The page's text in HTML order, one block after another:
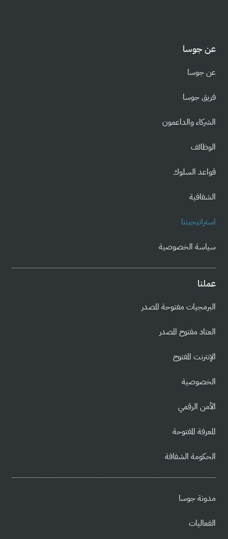
عن جوسا
عن جوسا
فريق جوسا
الشركاء والداعمون
الوظائف
قواعد السلوك
الشفافية
استراتيجيتنا
سياسة الخصوصية
عملنا
البرمجيات مفتوحة المصدر
العتاد مفتوح المصدر
الإنترنت المفتوح
الخصوصية
الأمن الرقمي
المعرفة المفتوحة
الحكومة الشفافة
مدونة جوسا
الفعاليات